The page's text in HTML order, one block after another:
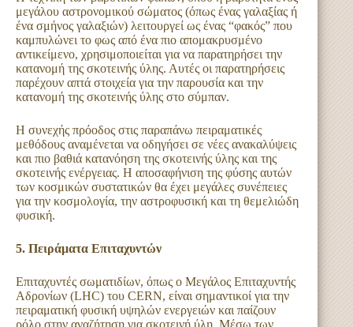
μεγάλου αστρονομικού σώματος (όπως ένας γαλαξίας ή
ένα σμήνος γαλαξιών) λειτουργεί ως ένας “φακός” που
καμπυλώνει το φως από ένα πιο απομακρυσμένο
αντικείμενο, χρησιμοποιείται για να παρατηρήσει την
κατανομή της σκοτεινής ύλης. Αυτές οι παρατηρήσεις
παρέχουν απτά στοιχεία για την παρουσία και την
κατανομή της σκοτεινής ύλης στο σύμπαν.
Η συνεχής πρόοδος στις παραπάνω πειραματικές
μεθόδους αναμένεται να οδηγήσει σε νέες ανακαλύψεις
και πιο βαθιά κατανόηση της σκοτεινής ύλης και της
σκοτεινής ενέργειας. Η αποσαφήνιση της φύσης αυτών
των κοσμικών συστατικών θα έχει μεγάλες συνέπειες
για την κοσμολογία, την αστροφυσική και τη θεμελιώδη
φυσική.
5. Πειράματα Επιταχυντών
Επιταχυντές σωματιδίων, όπως ο Μεγάλος Επιταχυντής
Αδρονίων (LHC) του CERN, είναι σημαντικοί για την
πειραματική φυσική υψηλών ενεργειών και παίζουν
ρόλο στην αναζήτηση για σκοτεινή ύλη. Μέσω των